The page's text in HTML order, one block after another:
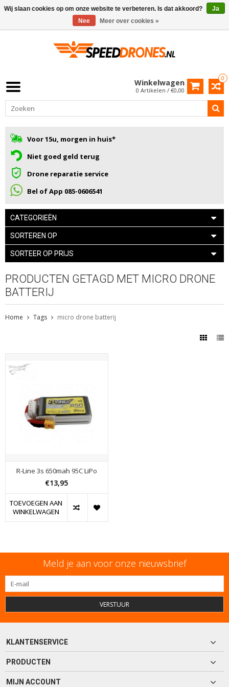
0
Winkelwagen
0 Artikelen / €0,00
Voor 15u, morgen in huis*
Niet goed geld terug
Drone reparatie service
Bel of App 085-0606541
CATEGORIEËN
SORTEREN OP
SORTEER OP PRIJS
PRODUCTEN GETAGD MET MICRO DRONE
BATTERIJ
Home Tags micro drone batterij
R-Line 3s 650mah 95C LiPo
€13,95
TOEVOEGEN AAN
WINKELWAGEN
Meld je aan voor onze nieuwsbrief
VERSTUUR
KLANTENSERVICE
PRODUCTEN
MIJN ACCOUNT
Wij slaan cookies op om onze website te verbeteren. Is dat akkoord?
Ja
Nee
Meer over cookies »